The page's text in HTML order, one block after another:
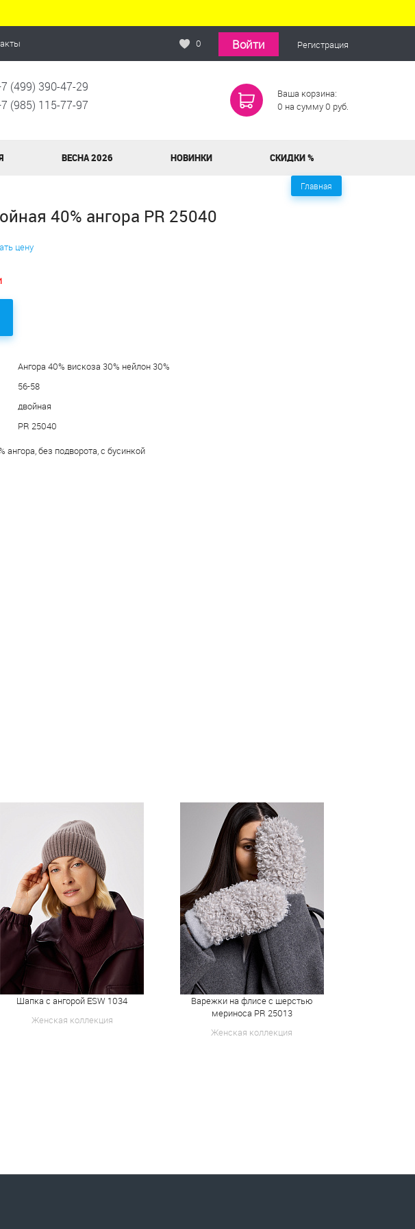
Войти Регистрация
0
(499) 390-47-29
(985) 115-77-97
Ваша корзина:
0 на сумму0 руб.
ВЕСНА 2026 НОВИНКИ СКИДКИ %
Главная
40% ангора PR 25040
цену
Ангора 40% вискоза 30% нейлон 30%
56-58
двойная
PR 25040
ангора, без подворота, с бусинкой
Шапка с ангорой ESW 1034
Женская коллекция
Варежки на флисе с шерстью
мериноса PR 25013
Женская коллекция